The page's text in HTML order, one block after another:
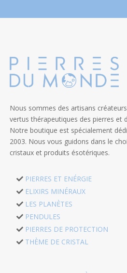
Nous sommes des artisans
vertus thérapeutiques des pierres et
Notre boutique est spécialement
2003. Nous vous guidons dans le
cristaux et produits ésotériques.
PIERRES ET ENÉRGIE
ELIXIRS MINÉRAUX
LES PLANÈTES
PENDULES
PIERRES DE PROTECTION
THÈME DE CRISTAL